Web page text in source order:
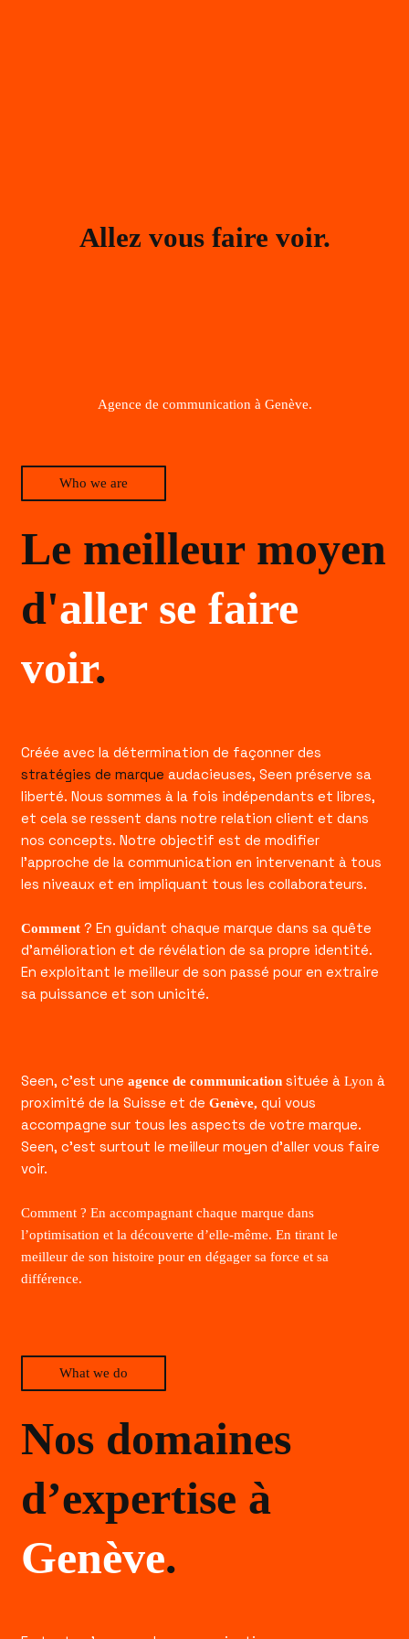
Allez vous faire voir.
Agence de communication à Genève.
Who we are
Le meilleur moyen
d'aller se faire
voir.
Créée avec la détermination de façonner des
stratégies de marque audacieuses, Seen préserve sa
liberté. Nous sommes à la fois indépendants et libres,
et cela se ressent dans notre relation client et dans
nos concepts. Notre objectif est de modifier
l’approche de la communication en intervenant à tous
les niveaux et en impliquant tous les collaborateurs.
Comment ? En guidant chaque marque dans sa quête
d’amélioration et de révélation de sa propre identité.
En exploitant le meilleur de son passé pour en extraire
sa puissance et son unicité.
Seen, c’est uneagence de communicationsituée à Lyon à
proximité de la Suisse et deGenève, qui vous
accompagne sur tous les aspects de votre marque.
Seen, c’est surtout le meilleur moyen d’aller vous faire
voir.
Comment ? En accompagnant chaque marque dans
l’optimisation et la découverte d’elle-même. En tirant le
meilleur de son histoire pour en dégager sa force et sa
différence.
What we do
Nos domaines
d’expertise à
Genève.